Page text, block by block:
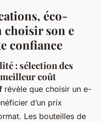
éco-
choisir son e
confiance
: sélection des
coût
révèle que choisir un e-
d’un prix
Les bouteilles de